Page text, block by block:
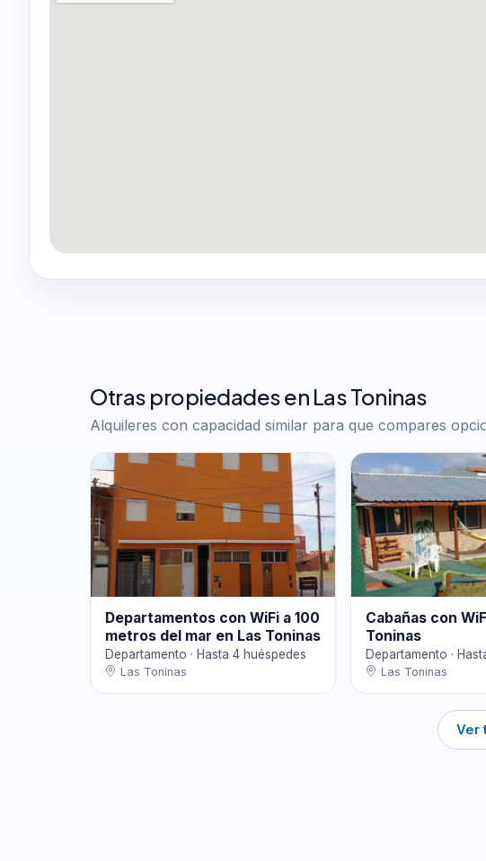
Otras propiedades en Las Toninas
Alquileres con capacidad similar para que compares
Departamentos con WiFi a 100
metros del mar en Las Toninas
Departamento · Hasta 4 huéspedes
Las Toninas
Cabañas con
Toninas
Departamento ·
Las Toninas
Ver